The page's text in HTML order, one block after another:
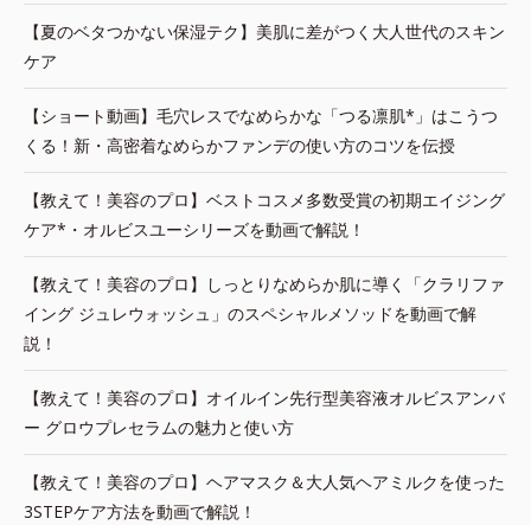
【夏のベタつかない保湿テク】美肌に差がつく大人世代のスキン
ケア
【ショート動画】毛穴レスでなめらかな「つる凛肌*」はこうつ
くる！新・高密着なめらかファンデの使い方のコツを伝授
【教えて！美容のプロ】ベストコスメ多数受賞の初期エイジング
ケア*・オルビスユーシリーズを動画で解説！
【教えて！美容のプロ】しっとりなめらか肌に導く「クラリファ
イング ジュレウォッシュ」のスペシャルメソッドを動画で解
説！
【教えて！美容のプロ】オイルイン先行型美容液オルビスアンバ
ー グロウプレセラムの魅力と使い方
【教えて！美容のプロ】ヘアマスク＆大人気ヘアミルクを使った
3STEPケア方法を動画で解説！